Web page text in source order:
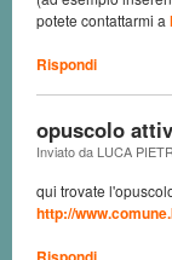
potete contattarmi a
Rispondi
opuscolo
Inviato da LUCA
qui trovate
http://